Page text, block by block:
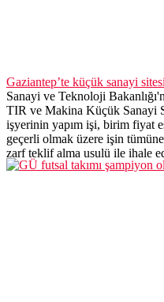
Gaziantep’te küçük sanayi
Sanayi ve Teknoloji
TIR ve Makina Küçük Sanayi
işyerinin yapım işi, birim fiyat
geçerli olmak üzere işin
zarf teklif alma usulü ile ihale